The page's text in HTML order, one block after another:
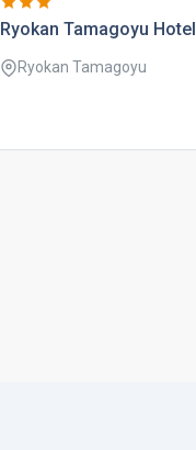
ryokan tamagoyu hotel
Ryokan Tamagoyu